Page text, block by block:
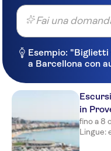
Fai una
Esempio:
a Barcellona con
in
fino a 8
Lingue: